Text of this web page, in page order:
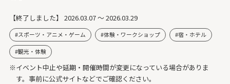
【終了しました】 2026.03.07 ～ 2026.03.29
スポーツ・アニメ・ゲーム 体験・ワークショップ 宿・ホテル
観光・体験
※イベント中止や延期・開催時間が変更になっている場合がありま
す。事前に公式サイトなどでご確認ください。